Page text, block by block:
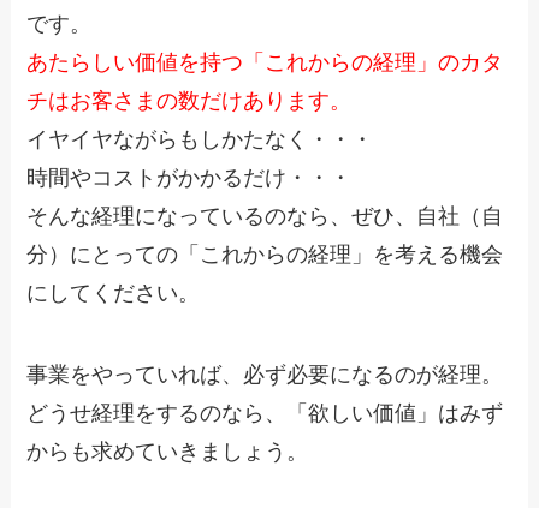
です。
あたらしい価値を持つ「これからの経理」のカタ
チはお客さまの数だけあります。
イヤイヤながらもしかたなく・・・
時間やコストがかかるだけ・・・
そんな経理になっているのなら、ぜひ、自社（自
分）にとっての「これからの経理」を考える機会
にしてください。
事業をやっていれば、必ず必要になるのが経理。
どうせ経理をするのなら、「欲しい価値」はみず
からも求めていきましょう。